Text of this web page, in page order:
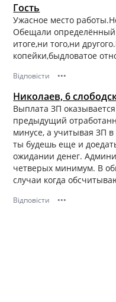
Гость
Ужасное место
Обещали определённый
итоге,ни того,ни
копейки,быдловатое
Відповісти •••
Николаев, 6
Выплата ЗП
предыдущий
минусе, а учитывая ЗП
ты будешь еще и
ожидании денег.
четверых минимум. В
случаи когда
Відповісти •••